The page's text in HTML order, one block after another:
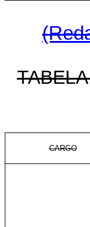
CARGO